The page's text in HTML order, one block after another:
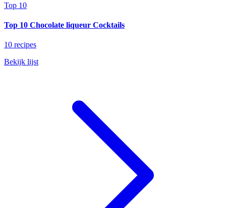
Top 10
Top 10 Chocolate liqueur Cocktails
10 recipes
Bekijk lijst